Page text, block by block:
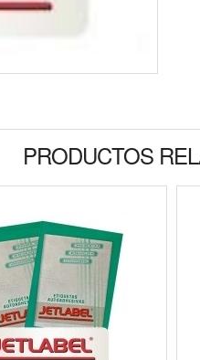
PRODUCTOS